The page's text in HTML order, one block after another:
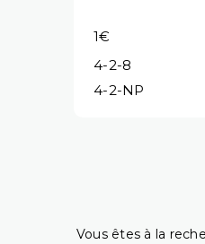
1€
4-2-8
4-2-NP
Vous êtes à la